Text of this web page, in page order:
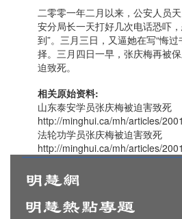
二零零一年二月以来，公安人员
安分局长一天打好几次电话恐吓
到”。三月三日，又逼她在写“悔
择。三月四日一早，张庆梅再被
迫致死。
相关原始资料:
山东泰安学员张庆梅被迫害致死
http://minghui.ca/mh/articles/
法轮功学员张庆梅被迫害致死
http://minghui.ca/mh/articles/